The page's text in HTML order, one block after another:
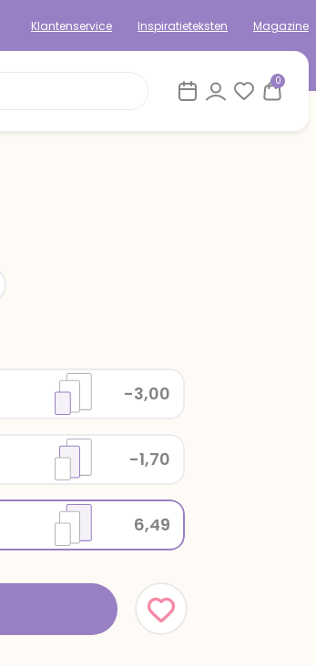
Klantenservice Inspiratieteksten Magazine
0
6,49
-1,70
-3,00